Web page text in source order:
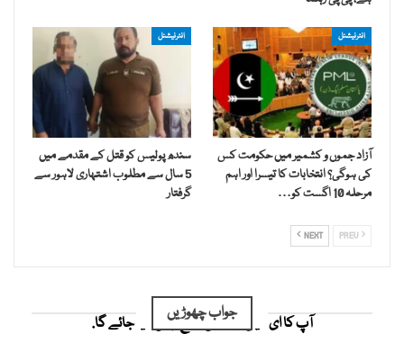
انٹرنیشنل
آزاد جموں و کشمیر میں حکومت کس
کی ہوگی؟ انتخابات کا تیسرا اور اہم
مرحلہ 10 اگست کو…
انٹرنیشنل
سندھ پولیس کو قتل کے مقدمے میں
5 سال سے مطلوب اشتہاری لاہور سے
گرفتار
NEXT
جواب چھوڑیں
آپ کا ای میل ایڈریس شائع نہیں کیا جائے گا.